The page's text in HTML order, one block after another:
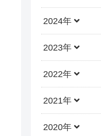
2024年
2023年
2022年
2021年
2020年